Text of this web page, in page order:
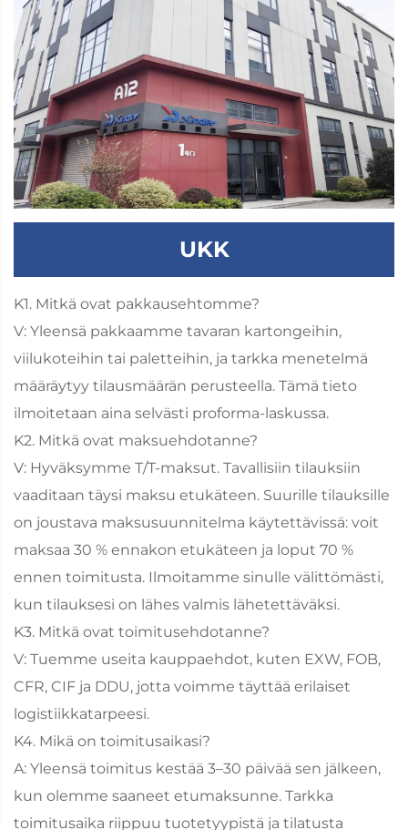
UKK
K1. Mitkä ovat pakkausehtomme?
V: Yleensä pakkaamme tavaran kartongeihin,
viilukoteihin tai paletteihin, ja tarkka menetelmä
määräytyy tilausmäärän perusteella. Tämä tieto
ilmoitetaan aina selvästi proforma-laskussa.
K2. Mitkä ovat maksuehdotanne?
V: Hyväksymme T/T-maksut. Tavallisiin tilauksiin
vaaditaan täysi maksu etukäteen. Suurille tilauksille
on joustava maksusuunnitelma käytettävissä: voit
maksaa 30 % ennakon etukäteen ja loput 70 %
ennen toimitusta. Ilmoitamme sinulle välittömästi,
kun tilauksesi on lähes valmis lähetettäväksi.
K3. Mitkä ovat toimitusehdotanne?
V: Tuemme useita kauppaehdot, kuten EXW, FOB,
CFR, CIF ja DDU, jotta voimme täyttää erilaiset
logistiikkatarpeesi.
K4. Mikä on toimitusaikasi?
A: Yleensä toimitus kestää 3–30 päivää sen jälkeen,
kun olemme saaneet etumaksunne. Tarkka
toimitusaika riippuu tuotetyypistä ja tilatusta